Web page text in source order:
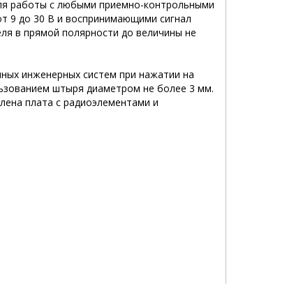
работы с любыми приемно-контрольными
9 до 30 В и воспринимающими сигнал
в прямой полярности до величины не
инженерных систем при нажатии на
штыря диаметром не более 3 мм.
плата с радиоэлементами и